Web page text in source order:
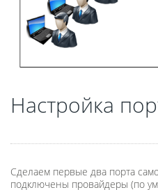
Настройка
Сделаем первые два порта
подключены провайдеры (по